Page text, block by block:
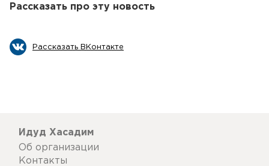
Рассказать про эту новость
Рассказать ВКонтакте
Идуд Хасадим
Об организации
Контакты